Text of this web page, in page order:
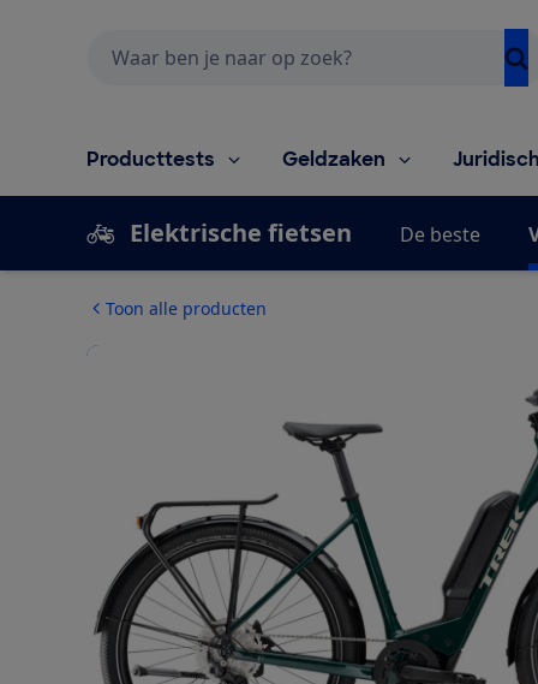
Producttests Geldzaken
Elektrische fietsen De beste
Toon alle producten